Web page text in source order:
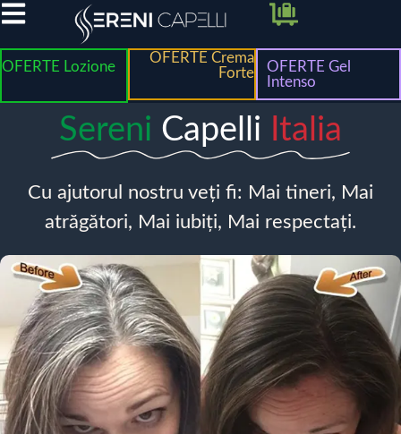
OFERTE Lozione
OFERTE Crema
Forte
OFERTE Gel
Intenso
Sereni Capelli Italia
Cu ajutorul nostru veți fi: Mai tineri, Mai
atrăgători, Mai iubiți, Mai respectați.